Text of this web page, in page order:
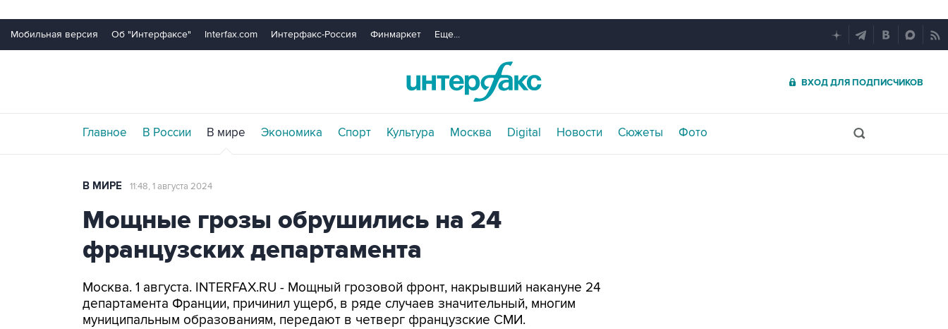
Мобильная версия Об "Интерфаксе" Interfax.com Интерфакс-Россия Финмаркет Еще...
ВХОД ДЛЯ ПОДПИСЧИКОВ
Главное В России В мире Экономика Спорт Культура Москва Digital Новости Сюжеты Фото
В МИРЕ 11:48, 1 августа 2024
Мощные грозы обрушились на 24
французских департамента
Москва. 1 августа. INTERFAX.RU - Мощный грозовой фронт, накрывший накануне 24
департамента Франции, причинил ущерб, в ряде случаев значительный, многим
муниципальным образованиям, передают в четверг французские СМИ.